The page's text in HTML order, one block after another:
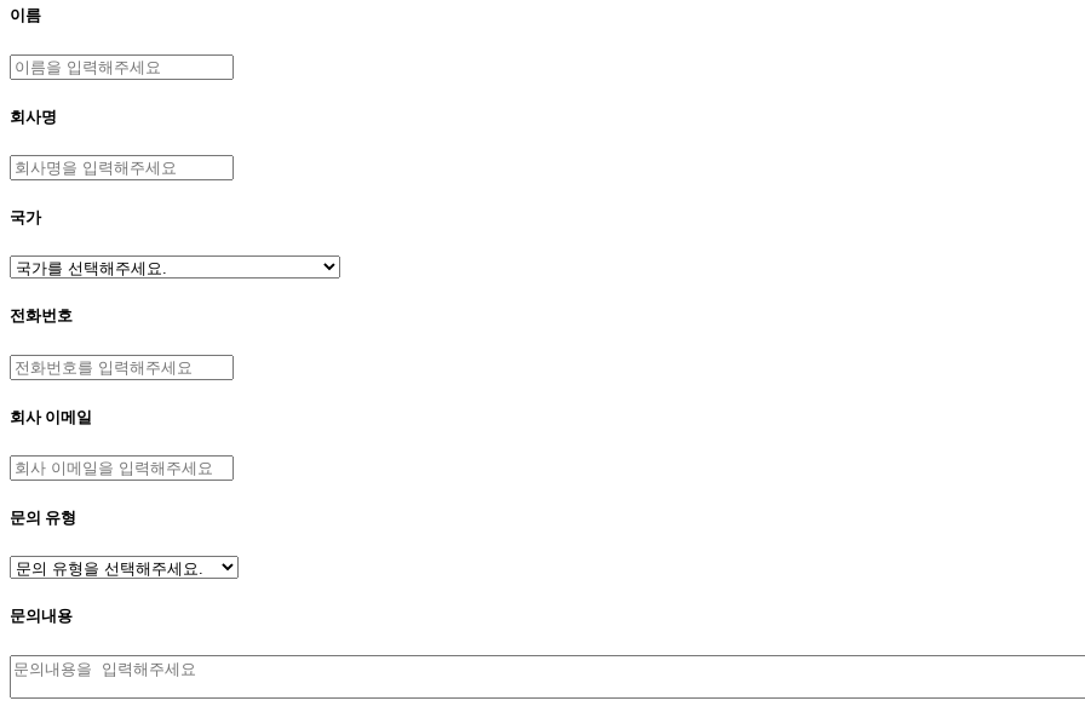
이름
회사명
국가
전화번호
회사 이메일
문의 유형
문의내용